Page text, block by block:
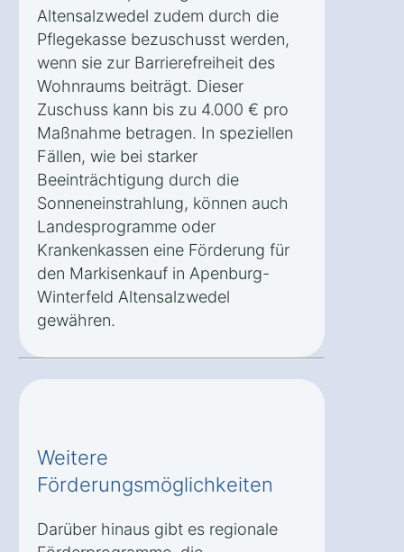
Altensalzwedel zudem durch die
Pflegekasse bezuschusst werden,
wenn sie zur Barrierefreiheit des
Wohnraums beiträgt. Dieser
Zuschuss kann bis zu 4.000 € pro
Maßnahme betragen. In speziellen
Fällen, wie bei starker
Beeinträchtigung durch die
Sonneneinstrahlung, können auch
Landesprogramme oder
Krankenkassen eine Förderung für
den Markisenkauf in Apenburg-
Winterfeld Altensalzwedel
gewähren.
Weitere
Förderungsmöglichkeiten
Darüber hinaus gibt es regionale